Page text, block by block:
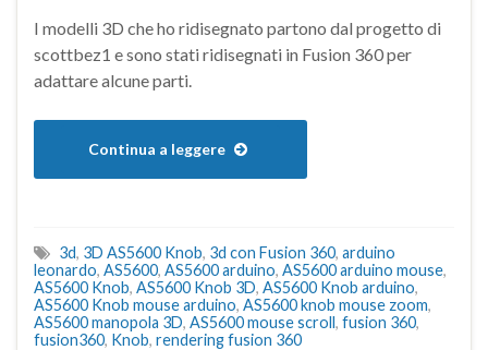
I modelli 3D che ho ridisegnato partono dal progetto di
scottbez1 e sono stati ridisegnati in Fusion 360 per
adattare alcune parti.
Continua a leggere
3d, 3D AS5600 Knob, 3d con Fusion 360, arduino
leonardo, AS5600, AS5600 arduino, AS5600 arduino mouse,
AS5600 Knob, AS5600 Knob 3D, AS5600 Knob arduino,
AS5600 Knob mouse arduino, AS5600 knob mouse zoom,
AS5600 manopola 3D, AS5600 mouse scroll, fusion 360,
fusion360, Knob, rendering fusion 360